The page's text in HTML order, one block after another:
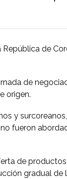
de
de
origen.
y
fueron
de
gradual